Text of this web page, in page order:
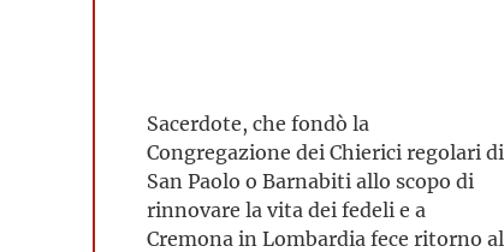
Sacerdote, che fondò la
Congregazione dei Chierici regolari di
San Paolo o Barnabiti allo scopo di
rinnovare la vita dei fedeli e a
Cremona in Lombardia fece ritorno al